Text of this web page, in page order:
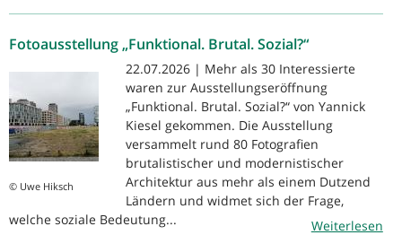
Fotoausstellung „Funktional. Brutal. Sozial?“
© Uwe Hiksch
22.07.2026 | Mehr als 30 Interessierte
waren zur Ausstellungseröffnung
„Funktional. Brutal. Sozial?“ von Yannick
Kiesel gekommen. Die Ausstellung
versammelt rund 80 Fotografien
brutalistischer und modernistischer
Architektur aus mehr als einem Dutzend
Ländern und widmet sich der Frage,
welche soziale Bedeutung...
Weiterlesen